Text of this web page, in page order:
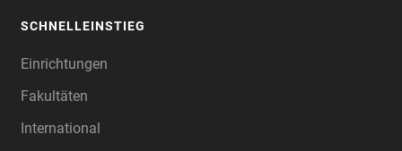
SCHNELLEINSTIEG
Einrichtungen
Fakultäten
International